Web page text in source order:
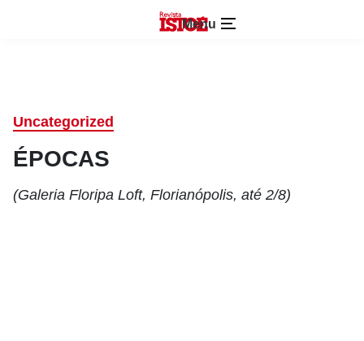
Menu
Uncategorized
ÉPOCAS
(Galeria Floripa Loft, Florianópolis, até 2/8)